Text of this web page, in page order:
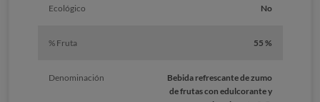
Ecológico No
% Fruta 55 %
Denominación
Bebida refrescante de zumo
de frutas con edulcorante y